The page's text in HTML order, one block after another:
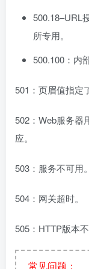
500.18–URL
所专用。
500.100：内
501：页眉值指定
502：Web服务器
应。
503：服务不可用
504：网关超时。
505：HTTP版本不
常见问题：